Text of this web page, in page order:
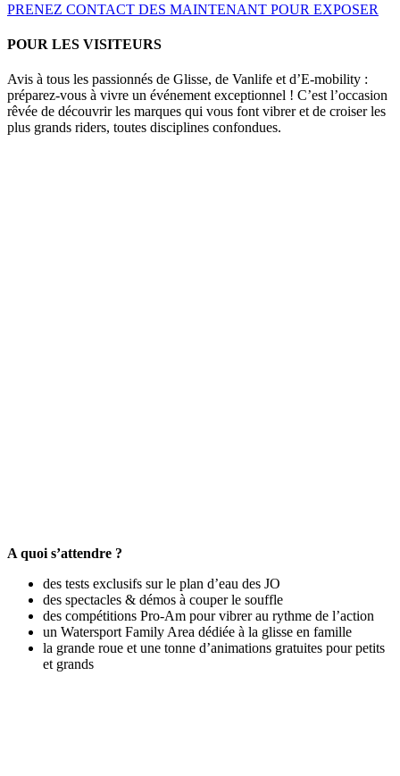
PRENEZ CONTACT DES MAINTENANT POUR EXPOSER
POUR LES VISITEURS
Avis à tous les passionnés de Glisse, de Vanlife et d’E-mobility :
préparez-vous à vivre un événement exceptionnel ! C’est l’occasion
rêvée de découvrir les marques qui vous font vibrer et de croiser les
plus grands riders, toutes disciplines confondues.
A quoi s’attendre ?
des tests exclusifs sur le plan d’eau des JO
des spectacles & démos à couper le souffle
des compétitions Pro-Am pour vibrer au rythme de l’action
un Watersport Family Area dédiée à la glisse en famille
la grande roue et une tonne d’animations gratuites pour petits
et grands